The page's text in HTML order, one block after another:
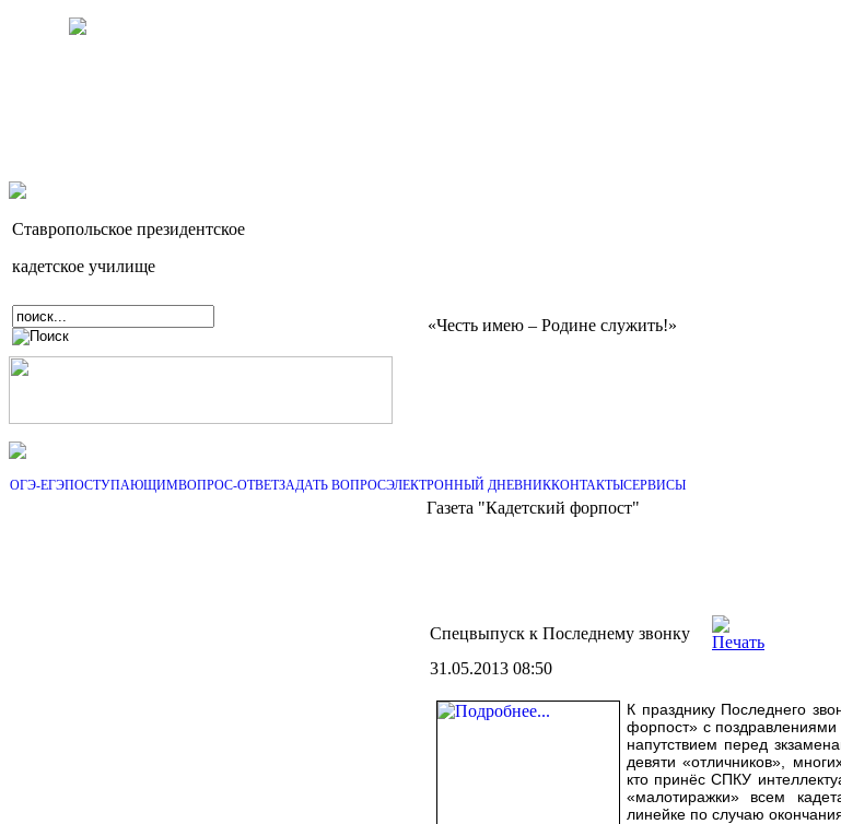
Ставропольское президентское
кадетское училище
«Честь имею – Родине служить!»
ОГЭ-ЕГЭПОСТУПАЮЩИМВОПРОС-ОТВЕТЗАДАТЬ ВОПРОСЭЛЕКТРОННЫЙ ДНЕВНИККОНТАКТЫСЕРВИСЫ
Газета "Кадетский форпост"
Спецвыпуск к Последнему звонку
31.05.2013 08:50
К празднику Последнего
форпост» с поздравлениями
напутствием перед
девяти «отличников»,
кто принёс СПКУ
«малотиражки» всем
линейке по случаю